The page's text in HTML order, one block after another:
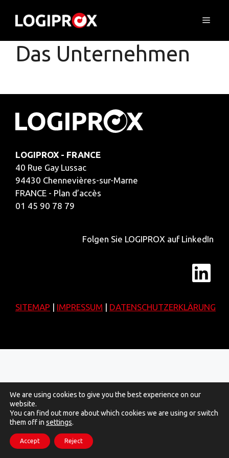
Menu
Das Unternehmen
LOGIPROX - FRANCE
40 Rue Gay Lussac
94430 Chennevières-sur-Marne
FRANCE - Plan d’accès
01 45 90 78 79
Folgen Sie LOGIPROX auf LinkedIn
SITEMAP | IMPRESSUM | DATENSCHUTZERKLÄRUNG
We are using cookies to give you the best experience on our
website.
You can find out more about which cookies we are using or switch
them off in settings.
Accept Reject